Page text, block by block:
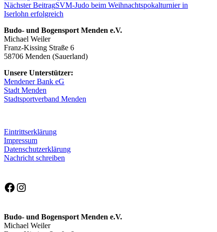
Nächster BeitragSVM-Judo beim Weihnachtspokalturnier in
Iserlohn erfolgreich
Budo- und Bogensport Menden e.V.
Michael Weiler
Franz-Kissing Straße 6
58706 Menden (Sauerland)
Unsere Unterstützer:
Mendener Bank eG
Stadt Menden
Stadtsportverband Menden
Eintrittserklärung
Impressum
Datenschutzerklärung
Nachricht schreiben
Facebook
Instagram
Budo- und Bogensport Menden e.V.
Michael Weiler